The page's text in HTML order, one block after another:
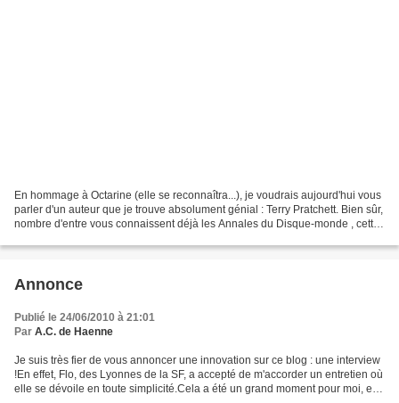
En hommage à Octarine (elle se reconnaîtra...), je voudrais aujourd'hui vous
parler d'un auteur que je trouve absolument génial : Terry Pratchett. Bien sûr,
nombre d'entre vous connaissent déjà les Annales du Disque-monde , cette
Annonce
Publié le 24/06/2010 à 21:01
Par A.C. de Haenne
Je suis très fier de vous annoncer une innovation sur ce blog : une interview
!En effet, Flo, des Lyonnes de la SF, a accepté de m'accorder un entretien où
elle se dévoile en toute simplicité.Cela a été un grand moment pour moi, et